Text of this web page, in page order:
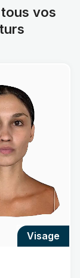
vos
visage